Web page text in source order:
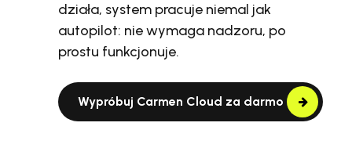
działa, system pracuje niemal jak
autopilot: nie wymaga nadzoru, po
prostu funkcjonuje.
Wypróbuj Carmen Cloud za darmo